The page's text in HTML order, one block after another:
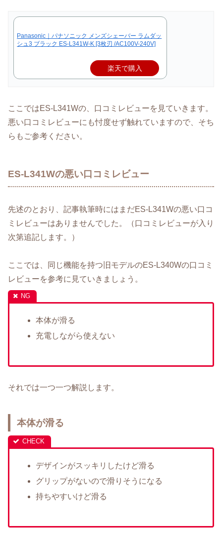
Panasonic｜パナソニック メンズシェーバー ラムダッ
シュ3 ブラック ES-L341W-K [3枚刃 /AC100V-240V]
楽天で購入
ここではES-L341Wの、口コミレビューを見ていきます。
悪い口コミレビューにも忖度せず触れていますので、そち
らもご参考ください。
ES-L341Wの悪い口コミレビュー
先述のとおり、記事執筆時にはまだES-L341Wの悪い口コ
ミレビューはありませんでした。（口コミレビューが入り
次第追記します。）
ここでは、同じ機能を持つ旧モデルのES-L340Wの口コミ
レビューを参考に見ていきましょう。
本体が滑る
充電しながら使えない
それでは一つ一つ解説します。
本体が滑る
デザインがスッキリしたけど滑る
グリップがないので滑りそうになる
持ちやすいけど滑る